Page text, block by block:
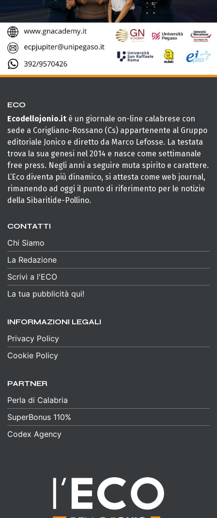
ECO
Ecodellojonio.it è un giornale on-line calabrese con
sede a Corigliano-Rossano (Cs) appartenente al Gruppo
editoriale Jonico e diretto da Marco Lefosse. La testata
trova la sua genesi nel 2014 e nasce come settimanale
free press. Negli anni a seguire muta spirito e carattere.
L’Eco diventa più dinamico, si attesta come web journal,
rimanendo ad oggi il punto di riferimento per le notizie
della Sibaritide-Pollino.
CONTATTI
Chi Siamo
La Redazione
Scrivi a l'ECO
La tua pubblicità qui!
INFORMAZIONI LEGALI
Privacy Policy
Cookie Policy
PARTNER
Perla di Calabria
SuperBonus 110%
Codex Agency